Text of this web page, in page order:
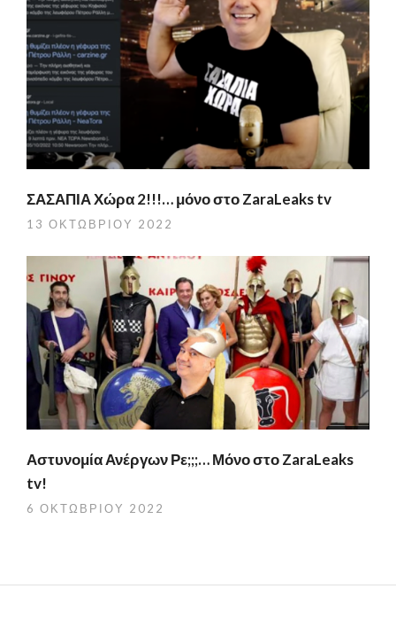
ΣΑΣΑΠΙΑ Χώρα 2!!!… μόνο στο ZaraLeaks tv
13 ΟΚΤΩΒΡΊΟΥ 2022
Αστυνομία Ανέργων Ρε;;;… Μόνο στο ZaraLeaks
tv!
6 ΟΚΤΩΒΡΊΟΥ 2022